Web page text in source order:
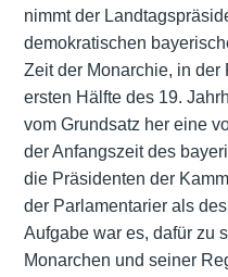
nimmt der
demokratischen
Zeit der Monarchie, in
ersten Hälfte des 19.
vom Grundsatz her eine
der Anfangszeit des
die Präsidenten der
der Parlamentarier als
Aufgabe war es, dafür zu
Monarchen und seiner